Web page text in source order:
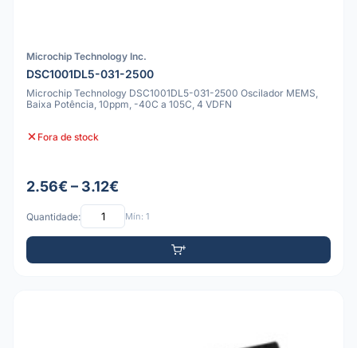
Microchip Technology Inc.
DSC1001DL5-031-2500
Microchip Technology DSC1001DL5-031-2500 Oscilador MEMS,
Baixa Potência, 10ppm, -40C a 105C, 4 VDFN
Fora de stock
2.56€ – 3.12€
Quantidade: Mín: 1